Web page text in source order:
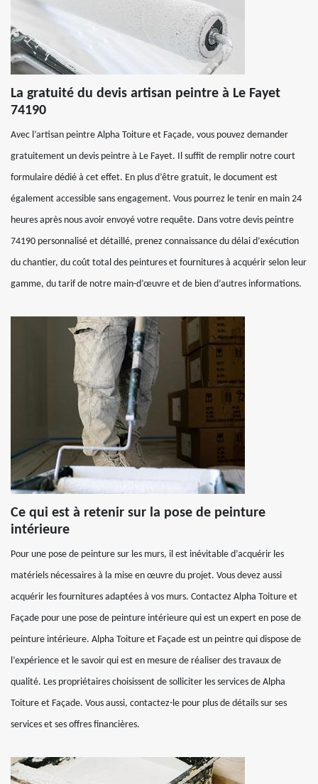
La gratuité du devis artisan peintre à Le Fayet
74190
Avec l’artisan peintre Alpha Toiture et Façade, vous pouvez demander
gratuitement un devis peintre à Le Fayet. Il suffit de remplir notre court
formulaire dédié à cet effet. En plus d’être gratuit, le document est
également accessible sans engagement. Vous pourrez le tenir en main 24
heures après nous avoir envoyé votre requête. Dans votre devis peintre
74190 personnalisé et détaillé, prenez connaissance du délai d’exécution
du chantier, du coût total des peintures et fournitures à acquérir selon leur
gamme, du tarif de notre main-d’œuvre et de bien d’autres informations.
Ce qui est à retenir sur la pose de peinture
intérieure
Pour une pose de peinture sur les murs, il est inévitable d’acquérir les
matériels nécessaires à la mise en œuvre du projet. Vous devez aussi
acquérir les fournitures adaptées à vos murs. Contactez Alpha Toiture et
Façade pour une pose de peinture intérieure qui est un expert en pose de
peinture intérieure. Alpha Toiture et Façade est un peintre qui dispose de
l’expérience et le savoir qui est en mesure de réaliser des travaux de
qualité. Les propriétaires choisissent de solliciter les services de Alpha
Toiture et Façade. Vous aussi, contactez-le pour plus de détails sur ses
services et ses offres financières.